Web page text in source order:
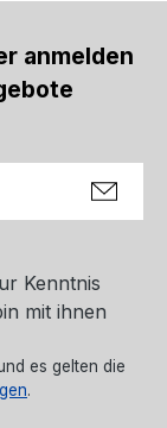
anmelden
Kenntnis
mit ihnen
es gelten die
.